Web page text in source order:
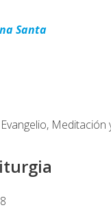
Santa